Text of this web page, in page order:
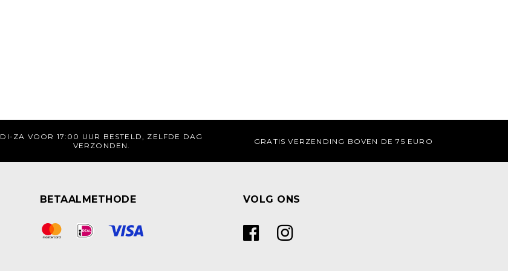
DI-ZA VOOR 17:00 UUR BESTELD, ZELFDE DAG
VERZONDEN.
GRATIS VERZENDING BOVEN DE 75 EURO
BETAALMETHODE VOLG ONS